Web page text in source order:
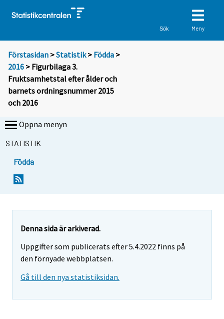
Sök Meny
Förstasidan >Statistik > Födda >
2016 > Figurbilaga 3.
Fruktsamhetstal efter ålder och
barnets ordningsnummer 2015
och 2016
Öppna menyn
STATISTIK
Födda
Denna sida är arkiverad.
Uppgifter som publicerats efter 5.4.2022 finns på
den förnyade webbplatsen.
Gå till den nya statistiksidan.